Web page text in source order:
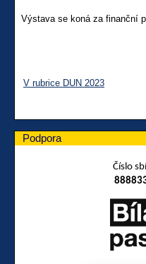
Výstava se koná za finanční
V rubrice DUN 2023
Podpora
Číslo